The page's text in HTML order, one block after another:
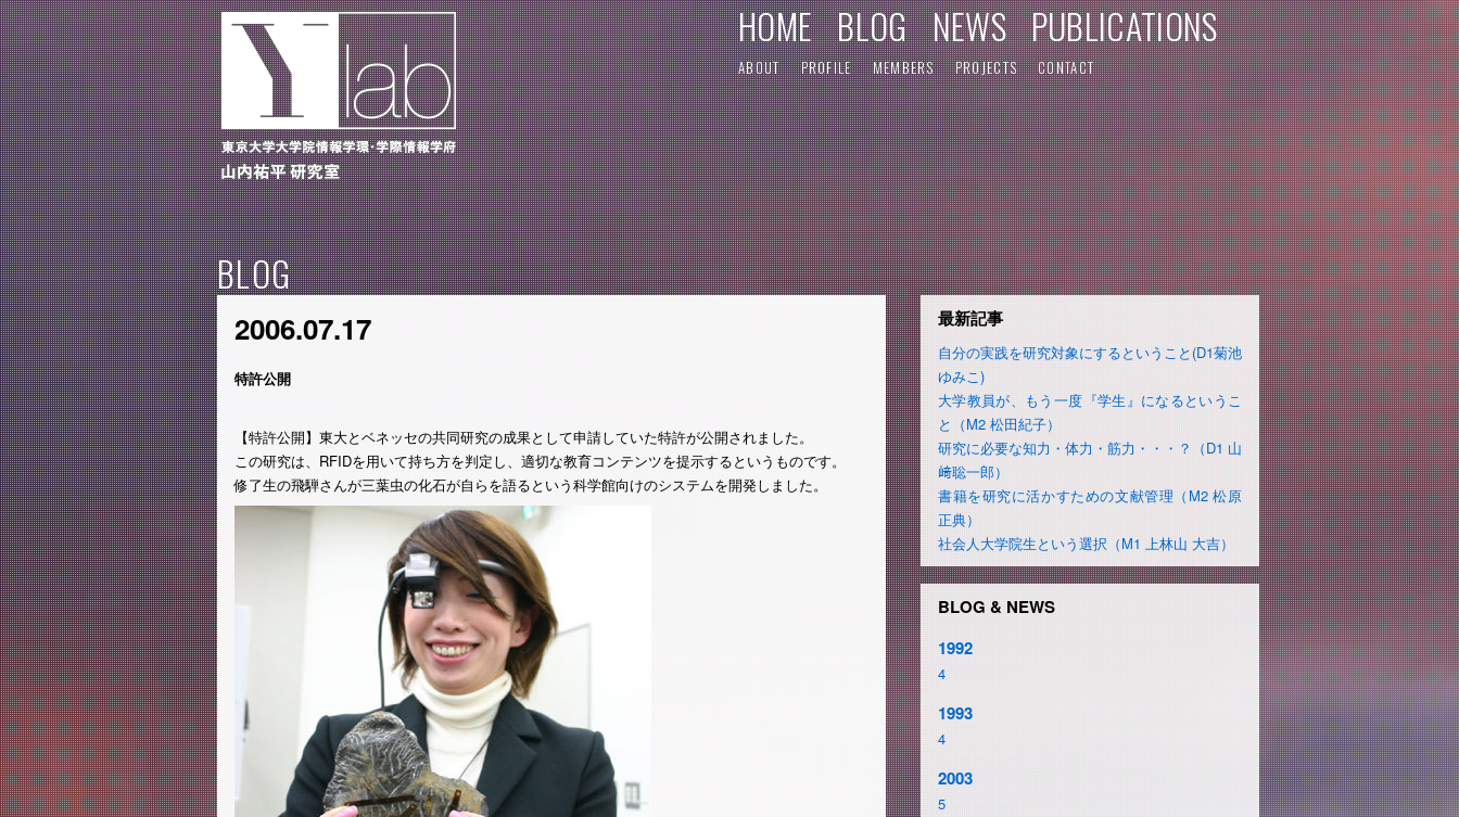
HOME BLOG NEWS PUBLICATIONS
ABOUT PROFILE MEMBERS PROJECTS CONTACT
BLOG
2006.07.17
特許公開
【特許公開】東大とベネッセの共同研究の成果として申請していた特許が公開されました。
この研究は、RFIDを用いて持ち方を判定し、適切な教育コンテンツを提示するというものです。
修了生の飛騨さんが三葉虫の化石が自らを語るという科学館向けのシステムを開発しました。
最新記事
自分の実践を研究対象にするということ(D1菊池
ゆみこ)
大学教員が、もう一度『学生』になるというこ
と（M2 松田紀子）
研究に必要な知力・体力・筋力・・・？（D1 山
﨑聡一郎）
書籍を研究に活かすための文献管理（M2 松原
正典）
社会人大学院生という選択（M1 上林山 大吉）
BLOG & NEWS
1992
4
1993
4
2003
5